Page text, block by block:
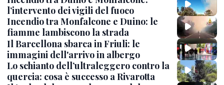
l’intervento dei vigili del fuoco
Incendio tra Monfalcone e Duino: le
fiamme lambiscono la strada
Il Barcellona sbarca in Friuli: le
immagini dell'arrivo in albergo
Lo schianto dell’ultraleggero contro la
quercia: cosa è successo a Rivarotta